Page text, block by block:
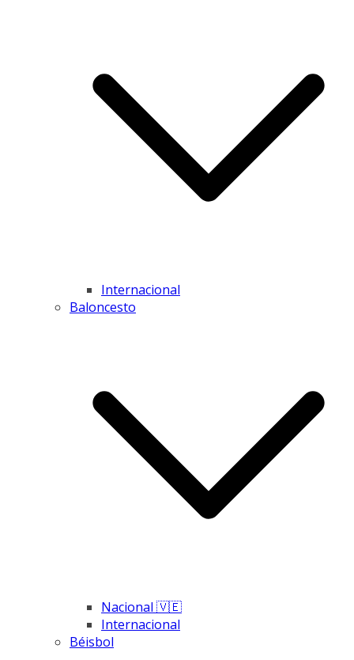
Internacional
Baloncesto
Nacional 🇻🇪
Internacional
Béisbol